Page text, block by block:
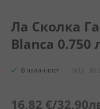
Ла Сколка
Blanca 0.750
В наличност SKU 30-
16,82 €/